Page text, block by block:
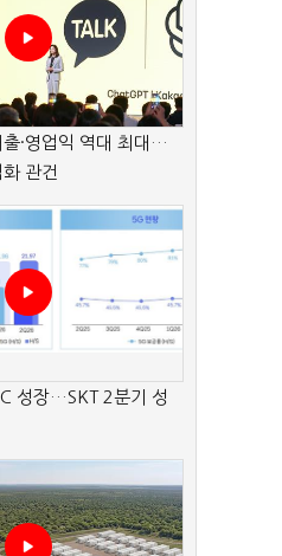
·영업익 역대 최대…
관건
성장…SKT 2분기 성